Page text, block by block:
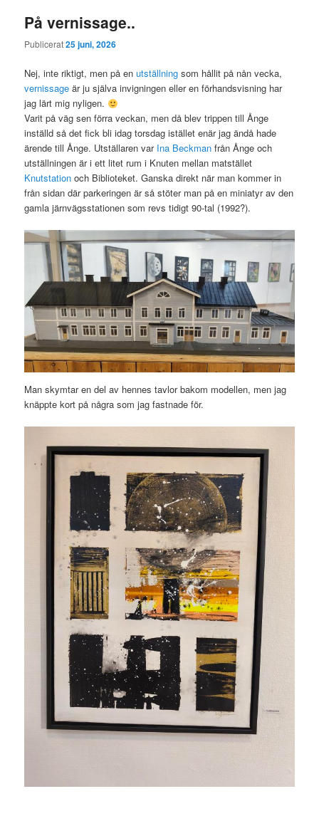
På vernissage..
Publicerat25 juni, 2026
Nej, inte riktigt, men på enutställning som hållit på nån vecka,
vernissage är ju själva invigningen eller en förhandsvisning har
jag lärt mig nyligen.
Varit på väg sen förra veckan, men då blev trippen till Ånge
inställd så det fick bli idag torsdag istället enär jag ändå hade
ärende till Ånge. Utställaren var Ina Beckman från Ånge och
utställningen är i ett litet rum i Knuten mellan matstället
Knutstation och Biblioteket. Ganska direkt när man kommer in
från sidan där parkeringen är så stöter man på en miniatyr av den
gamla järnvägsstationen som revs tidigt 90-tal (1992?).
Man skymtar en del av hennes tavlor bakom modellen, men jag
knäppte kort på några som jag fastnade för.